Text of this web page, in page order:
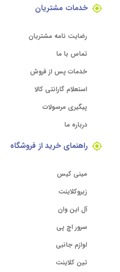
خدمات مشتریان
رضایت نامه مشتریان
تماس با ما
خدمات پس از فروش
استعلام گارانتی کالا
پیگیری مرسولات
درباره ما
راهنمای خرید از فروشگاه
مینی کیس
زیروکلاینت
آل این وان
سرور اچ پی
لوازم جانبی
تین کلاینت